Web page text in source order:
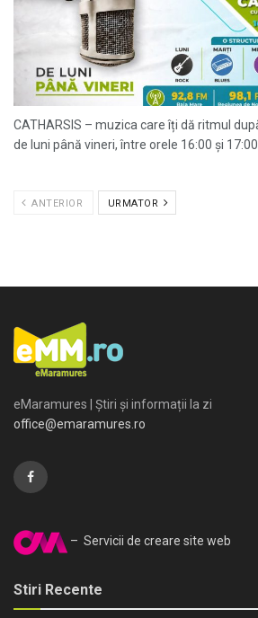
CATHARSIS – muzica care îți dă ritmul
de luni până vineri, între orele 16:00 și
ANTERIOR URMATOR
eMaramures | Știri și informații la zi
office@emaramures.ro
– Servicii de creare site web
Stiri Recente